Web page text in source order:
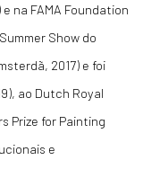
na FAMA Foundation
Show do
2017) e foi
ao Dutch Royal
Prize for Painting
e